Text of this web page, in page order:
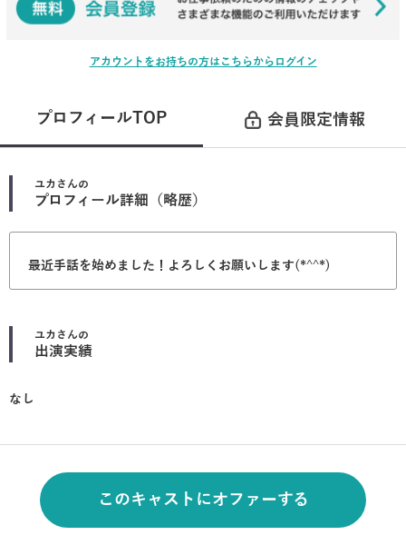
アカウントをお持ちの方はこちらからログイン
プロフィールTOP 会員限定情報
ユカ さんの
プロフィール詳細（略歴）
最近手話を始めました！よろしくお願いします(*^^*)
ユカ さんの
出演実績
なし
このキャストにオファーする